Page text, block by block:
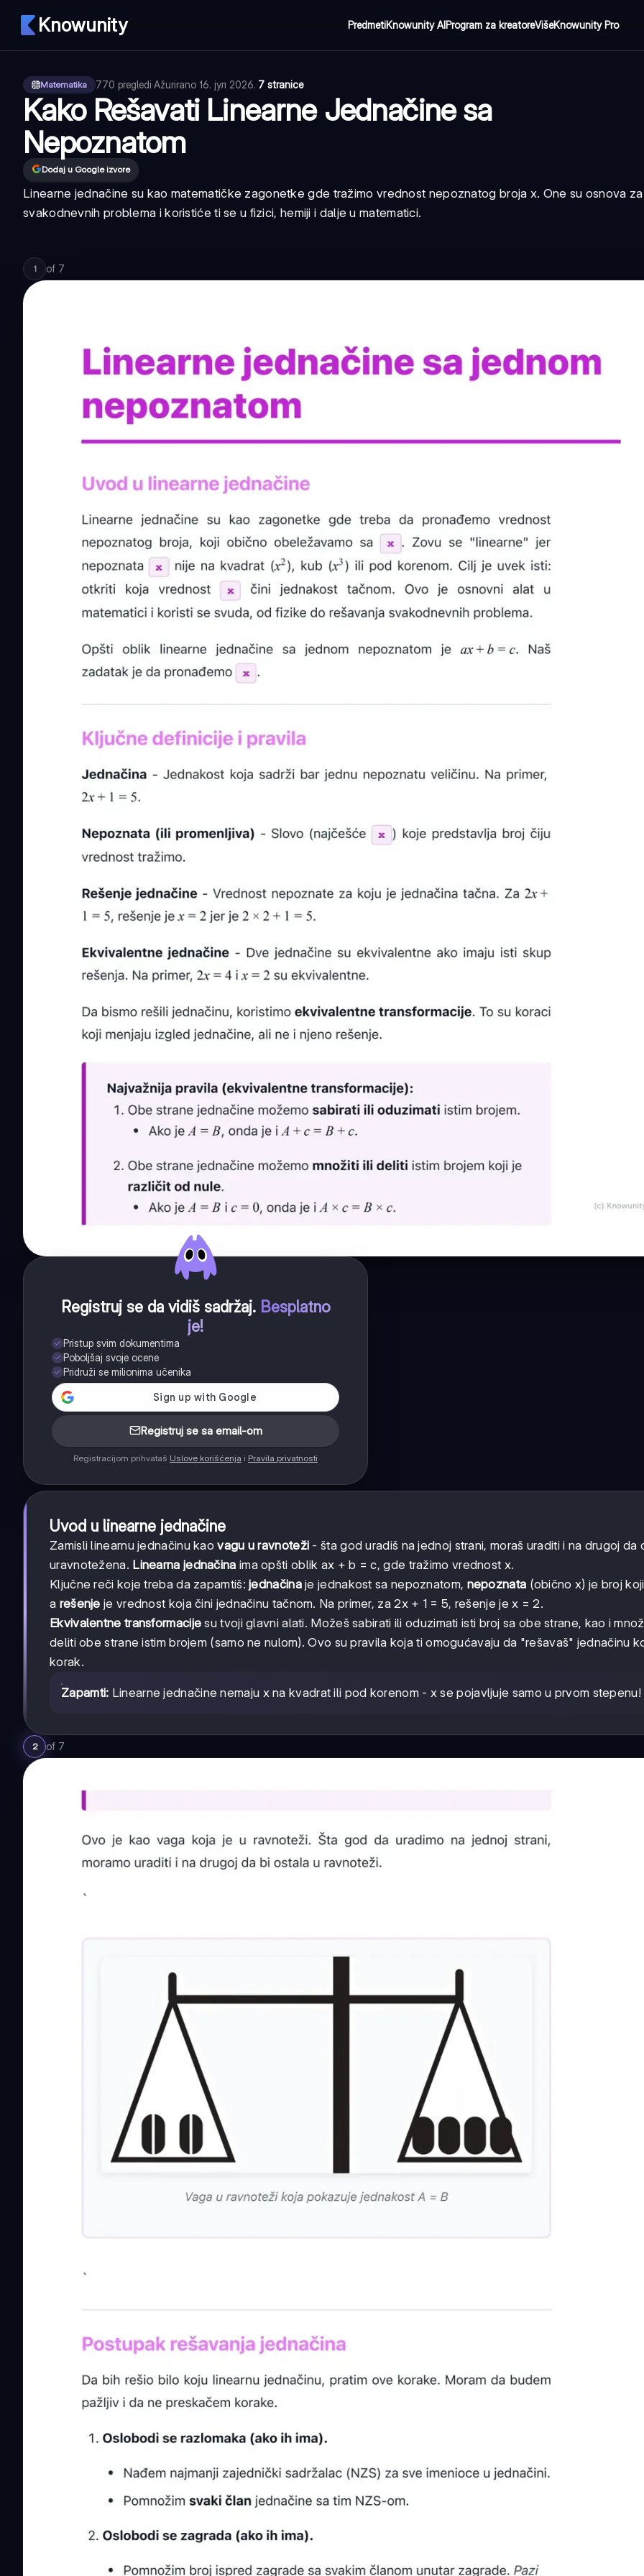
Knowunity PredmetiKnowunity AIProgram za kreatoreVišeKnowunity Pro
Matematika 770 pregledi·Ažurirano 16. јул 2026.·7 stranice
Kako Rešavati Linearne Jednačine sa
Nepoznatom
Dodaj u Google izvore
Linearne jednačine su kao matematičke zagonetke gde tražimo vrednost nepoznatog broja x. One su osnova
svakodnevnih problema i koristiće ti se u fizici, hemiji i dalje u matematici.
1 of 7
Registruj se da vidiš sadržaj. Besplatno
je!
Pristup svim dokumentima
Poboljšaj svoje ocene
Pridruži se milionima učenika
Registruj se sa email-om
Registracijom prihvataš Uslove korišćenja i Pravila privatnosti
Uvod u linearne jednačine
Zamisli linearnu jednačinu kaovagu u ravnoteži - šta god uradiš na jednoj strani, moraš uraditi i na drugoj da
uravnotežena. Linearna jednačina ima opšti oblik ax + b = c, gde tražimo vrednost x.
Ključne reči koje treba da zapamtiš:jednačinaje jednakost sa nepoznatom, nepoznata (obično x) je broj
a rešenje je vrednost koja čini jednačinu tačnom. Na primer, za 2x + 1 = 5, rešenje je x = 2.
Ekvivalentne transformacije su tvoji glavni alati. Možeš sabirati ili oduzimati isti broj sa obe strane, kao i
deliti obe strane istim brojem (samo ne nulom). Ovo su pravila koja ti omogućavaju da "rešavaš" jednačinu
korak.
Zapamti: Linearne jednačine nemaju x na kvadrat ili pod korenom - x se pojavljuje samo u prvom stepenu!
2 of 7